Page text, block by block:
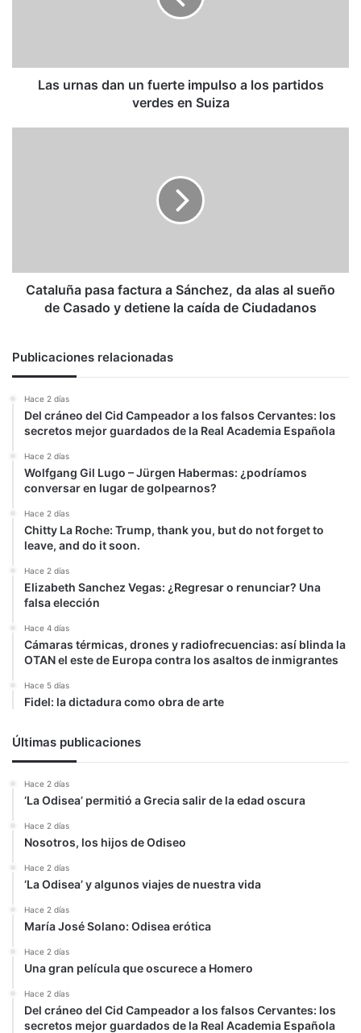
partidos
verdesLas urnas dan un fuerte impulso a los partidos
verdes en Suiza
sueño
Casado
la
Ciudadanos
Cataluña pasa factura a Sánchez, da alas al sueño
de Casado y detiene la caída de Ciudadanos
Publicaciones relacionadas
Hace 2 días
Del cráneo del Cid Campeador a los falsos Cervantes: los
secretos mejor guardados de la Real Academia Española
Hace 2 días
Wolfgang Gil Lugo – Jürgen Habermas: ¿podríamos
conversar en lugar de golpearnos?
Hace 2 días
Chitty La Roche: Trump, thank you, but do not forget to
leave, and do it soon.
Hace 2 días
Elizabeth Sanchez Vegas: ¿Regresar o renunciar? Una
falsa elección
Hace 4 días
Cámaras térmicas, drones y radiofrecuencias: así blinda la
OTAN el este de Europa contra los asaltos de inmigrantes
Hace 5 días
Fidel: la dictadura como obra de arte
Últimas publicaciones
Hace 2 días
‘La Odisea’ permitió a Grecia salir de la edad oscura
Hace 2 días
Nosotros, los hijos de Odiseo
Hace 2 días
‘La Odisea’ y algunos viajes de nuestra vida
Hace 2 días
María José Solano: Odisea erótica
Hace 2 días
Una gran película que oscurece a Homero
Hace 2 días
Del cráneo del Cid Campeador a los falsos Cervantes: los
secretos mejor guardados de la Real Academia Española